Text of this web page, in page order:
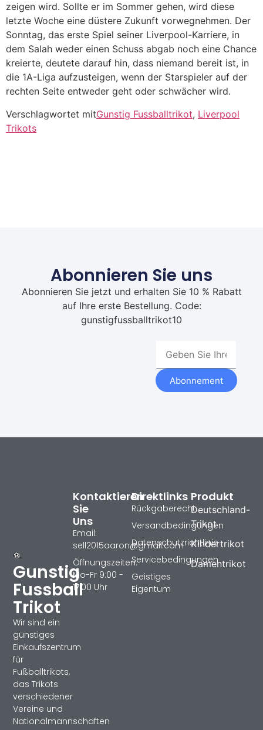
zeigen wird. Sollte er im Sommer gehen, wird diese
letzte Woche eine düstere Zukunft vorwegnehmen. Der
Sonntag, das erste Spiel seiner Liverpool-Karriere, in
dem Salah weder einen Schuss abgab noch eine Chance
kreierte, deutete darauf hin, dass niemand bereit ist, in
die 1A-Liga aufzusteigen, wenn der Starspieler auf der
rechten Seite entweder geht oder schwächer wird.
Verschlagwortet mitGunstig Fussballtrikot, Liverpool
Trikots
Abonnieren Sie uns
Abonnieren Sie jetzt und erhalten Sie 10 % Rabatt
auf Ihre erste Bestellung. Code:
gunstigfussballtrikot10
Abonnement
Gunstig
Fussball
Trikot
Wir sind ein
günstiges
Einkaufszentrum
für
Fußballtrikots,
das Trikots
verschiedener
Vereine und
Nationalmannschaften
Produkt
Deutschland-
Trikot
Kindertrikot
Damentrikot
Direktlinks
Rückgaberecht
Versandbedingungen
Datenschutzrichtlinie
Servicebedingungen
Geistiges
Eigentum
Kontaktieren
Sie
Uns
Email:
sell2015aaron@gmail.com
Öffnungszeiten:
Mo-Fr 9:00 -
17:00 Uhr